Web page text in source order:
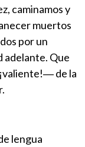
caminamos y
muertos
por un
adelante. Que
de la
lengua